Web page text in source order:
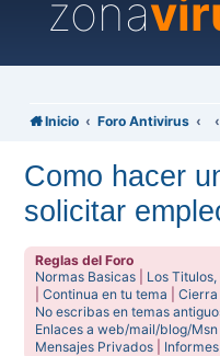
zona
Inicio Foro Antivirus
Como hacer
solicitar
Reglas del Foro
Normas Basicas
Los
|Continua en tu tema |
No escribas en temas
Enlaces a web/mail/blog/
Mensajes Privados